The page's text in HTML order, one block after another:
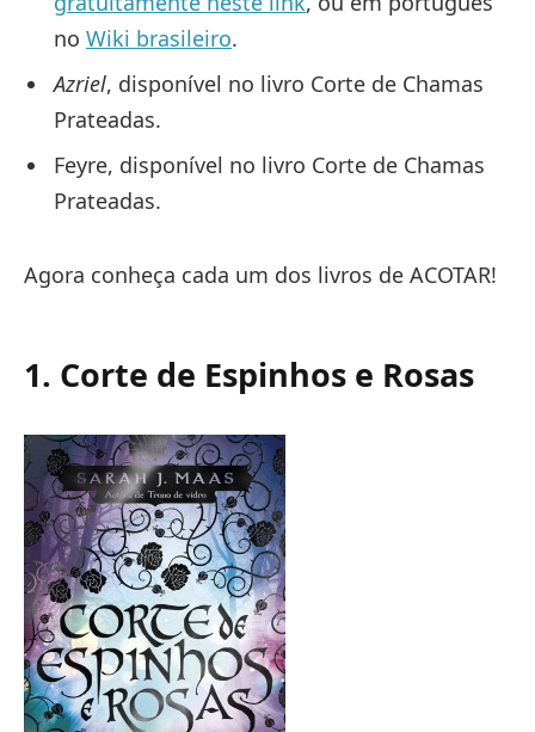
no Wiki brasileiro.
Azriel, disponível no livro Corte de Chamas
Prateadas.
Feyre, disponível no livro Corte de Chamas
Prateadas.
Agora conheça cada um dos livros de ACOTAR!
1. Corte de Espinhos e Rosas